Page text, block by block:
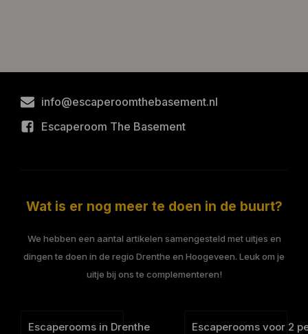
info@escaperoomthebasement.nl
Escaperoom The Basement
Wat is er nog meer te doen in de buurt?
We hebben een aantal artikelen samengesteld met uitjes en
dingen te doen in de regio Drenthe en Hoogeveen. Leuk om je
uitje bij ons te complementeren!
Escaperooms in Drenthe Escaperooms voor 2